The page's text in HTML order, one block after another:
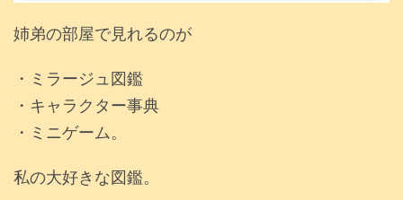
姉弟の部屋で見れるのが
・ミラージュ図鑑
・キャラクター事典
・ミニゲーム。
私の大好きな図鑑。